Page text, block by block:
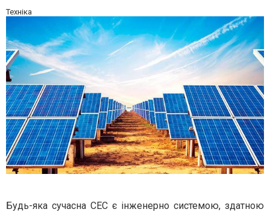
Техніка
Будь-яка сучасна СЕС є інженерно системою, здатною